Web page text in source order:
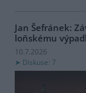
Jan Šefránek:
loňskému
10.7.2026
Diskuse: 7